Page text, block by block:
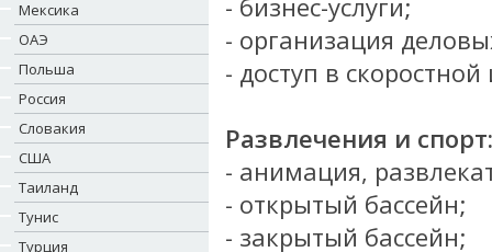
Мексика
ОАЭ
Польша
Россия
Словакия
США
Таиланд
Тунис
Турция
- бизнес-услуги;
- организация
- доступ в
Развлечения и спорт:
- анимация,
- открытый бассейн;
- закрытый бассейн;